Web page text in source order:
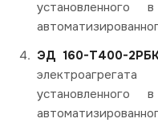
ЭД 160-Т400-